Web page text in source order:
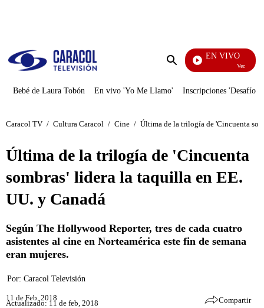
Enviar
EN VIVO
Vecinos
Bebé de Laura Tobón En vivo 'Yo Me Llamo' Inscripciones 'Desafío'
Caracol TV / Cultura Caracol / Cine / Última de la trilogía de 'Cincuenta
Última de la trilogía de 'Cincuenta
sombras' lidera la taquilla en EE.
UU. y Canadá
Según The Hollywood Reporter, tres de cada cuatro
asistentes al cine en Norteamérica este fin de semana
eran mujeres.
Por: Caracol Televisión
11 de Feb, 2018
Actualizado: 11 de feb, 2018 Compartir